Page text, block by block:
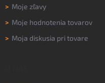
> Moje zľavy
> Moje hodnotenia tovarov
> Moja diskusia pri tovare